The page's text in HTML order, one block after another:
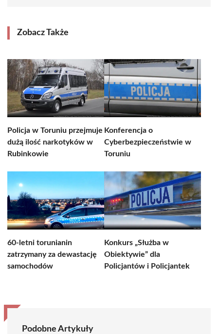
Zobacz Także
Policja w Toruniu przejmuje
dużą ilość narkotyków w
Rubinkowie
Konferencja o
Cyberbezpieczeństwie w
Toruniu
60-letni torunianin
zatrzymany za dewastację
samochodów
Konkurs „Służba w
Obiektywie” dla
Policjantów i Policjantek
Podobne Artykuły